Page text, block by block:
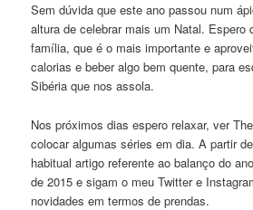
Sem dúvida que este ano passou num
altura de celebrar mais um Natal. Espero
família, que é o mais importante e
calorias e beber algo bem quente, para
Sibéria que nos assola.
Nos próximos dias espero relaxar, ver
colocar algumas séries em dia. A partir
habitual artigo referente ao balanço do
de 2015 e sigam o meu Twitter e
novidades em termos de prendas.